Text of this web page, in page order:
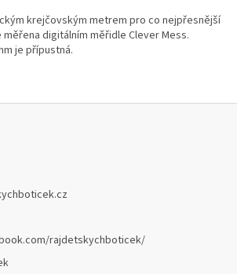
krejčovským metrem pro co nejpřesnější
digitálním měřidle Clever Mess.
je přípustná.
rajdetskychboticek/